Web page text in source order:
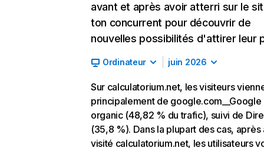
avant et après avoir atterri sur le
ton concurrent pour découvrir de
nouvelles possibilités d'attirer leur
Ordinateur juin 2026
Sur calculatorium.net, les visiteurs
principalement de google.com__Google
organic (48,82 % du trafic), suivi de
(35,8 %). Dans la plupart des cas, après
visité calculatorium.net, les utilisateurs